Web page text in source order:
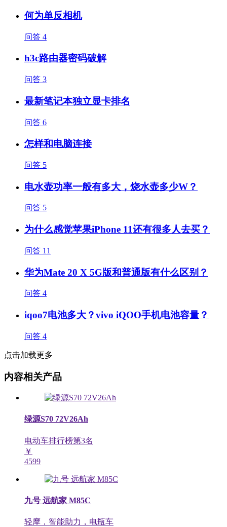
何为单反相机
问答 4
h3c路由器密码破解
问答 3
最新笔记本独立显卡排名
问答 6
怎样和电脑连接
问答 5
电水壶功率一般有多大，烧水壶多少W？
问答 5
为什么感觉苹果iPhone 11还有很多人去买？
问答 11
华为Mate 20 X 5G版和普通版有什么区别？
问答 4
iqoo7电池多大？vivo iQOO手机电池容量？
问答 4
点击加载更多
内容相关产品
绿源S70 72V26Ah
电动车排行榜第3名
￥
4599
九号 远航家 M85C
轻摩，智能助力，电瓶车